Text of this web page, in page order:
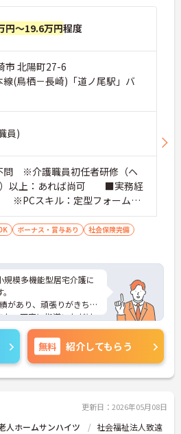
円～19.6万円程度
市 北陽町27-6
線(鳥栖－長崎)「道ノ尾駅」バ
員)
問 ※介護職員初任者研修（ヘ
）以上：あれば尚可 ■実務経
スキル：定型フォームへ
■普通自動車運転免許（AT
あれば尚可
ボーナス・賞与あり
社会保険完備
模多機能型居宅介護に
があり、頑張りがきちん
、丁寧に指導いただけ
方でも安心してご勤務い
策ポイントなど、さら
のでお気軽にご相談くだ
無料 紹介してもらう
更新日：2026年05月08日
人ホームサンハイツ
社会福祉法人致遠